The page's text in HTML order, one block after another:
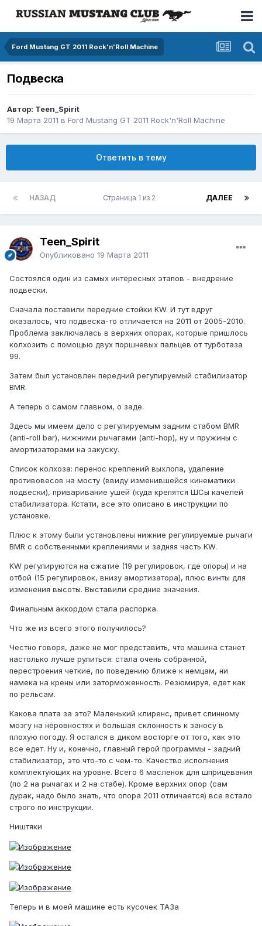
Ford Mustang GT 2011 Rock'n'Roll Machine
Подвеска
Автор: Teen_Spirit
19 Марта 2011 в Ford Mustang GT 2011 Rock'n'Roll Machine
Ответить в тему
НАЗАД ДАЛЕЕ
Страница 1 из 2
Teen_Spirit
Опубликовано 19 Марта 2011
Состоялся один из самых интересных этапов - внедрение
подвески.
Сначала поставили передние стойки KW. И тут вдруг
оказалось, что подвеска-то отличается на 2011 от 2005-2010.
Проблема заключалась в верхних опорах, которые пришлось
колхозить с помощью двух поршневых пальцев от турботаза
99.
Затем был установлен передний регулируемый стабилизатор
BMR.
А теперь о самом главном, о заде.
Здесь мы имеем дело с регулируемым задним стабом BMR
(anti-roll bar), нижними рычагами (anti-hop), ну и пружины с
амортизаторами на закуску.
Список колхоза: перенос креплений выхлопа, удаление
противовесов на мосту (ввиду изменившейся кинематики
подвески), приваривание ушей (куда крепятся ШСы качелей
стабилизатора. Кстати, все это описано в инструкции по
установке.
Плюс к этому были установлены нижние регулируемые рычаги
BMR с собственными креплениями и задняя часть KW.
KW регулируются на сжатие (19 регулировок, где опоры) и на
отбой (15 регулировок, внизу амортизатора), плюс винты для
изменения высоты. Выставили средние значения.
Финальным аккордом стала распорка.
Что же из всего этого получилось?
Честно говоря, даже не мог представить, что машина станет
настолько лучше рулиться: стала очень собранной,
перестроения четкие, по поведению ближе к немцам, ни
намека на крены или заторможенность. Резюмируя, едет как
по рельсам.
Какова плата за это? Маленький клиренс, привет спинному
мозгу на неровностях и большая склонность к заносу в
плохую погоду. Я остался в диком восторге от того, как это
все едет. Ну и, конечно, главный герой программы - задний
стабилизатор, это что-то с чем-то. Качество исполнения
комплектующих на уровне. Всего 6 масленок для шприцевания
(по 2 на рычагах и 2 на стабе). Кроме верхних опор (сам
дурак, надо было знать, что опора 2011 отличается) все встало
строго по инструкции.
Ништяки
Теперь и в моей машине есть кусочек ТАЗа